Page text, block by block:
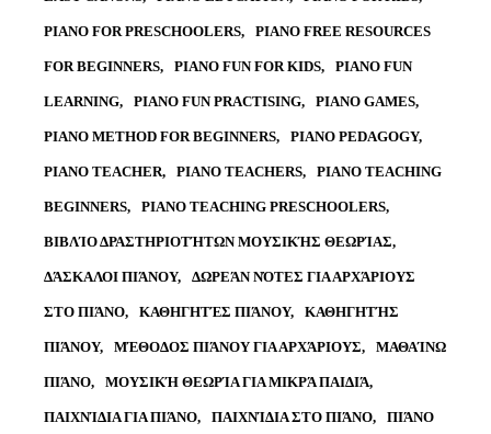
PIANO FOR PRESCHOOLERS PIANO FREE RESOURCES
FOR BEGINNERS PIANO FUN FOR KIDS PIANO FUN
LEARNING PIANO FUN PRACTISING PIANO GAMES
PIANO METHOD FOR BEGINNERS PIANO PEDAGOGY
PIANO TEACHER PIANO TEACHERS PIANO TEACHING
BEGINNERS PIANO TEACHING PRESCHOOLERS
ΒΙΒΛΊΟ ΔΡΑΣΤΗΡΙΟΤΉΤΩΝ ΜΟΥΣΙΚΉΣ ΘΕΩΡΊΑΣ
ΔΆΣΚΑΛΟΙ ΠΙΆΝΟΥ ΔΩΡΕΆΝ ΝΌΤΕΣ ΓΙΑ ΑΡΧΆΡΙΟΥΣ
ΣΤΟ ΠΙΆΝΟ ΚΑΘΗΓΗΤΈΣ ΠΙΆΝΟΥ ΚΑΘΗΓΗΤΉΣ
ΠΙΆΝΟΥ ΜΈΘΟΔΟΣ ΠΙΆΝΟΥ ΓΙΑ ΑΡΧΆΡΙΟΥΣ ΜΑΘΑΊΝΩ
ΠΙΆΝΟ ΜΟΥΣΙΚΉ ΘΕΩΡΊΑ ΓΙΑ ΜΙΚΡΆ ΠΑΙΔΙΆ
ΠΑΙΧΝΊΔΙΑ ΓΙΑ ΠΙΆΝΟ ΠΑΙΧΝΊΔΙΑ ΣΤΟ ΠΙΆΝΟ ΠΙΆΝΟ